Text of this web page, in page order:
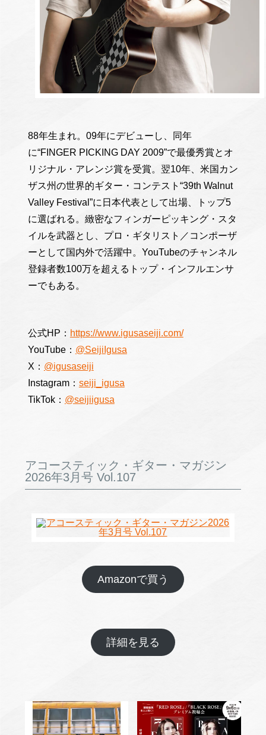
88年生まれ。09年にデビューし、同年
に“FINGER PICKING DAY 2009”で最優秀賞とオ
リジナル・アレンジ賞を受賞。翌10年、米国カン
ザス州の世界的ギター・コンテスト“39th Walnut
Valley Festival”に日本代表として出場、トップ5
に選ばれる。緻密なフィンガーピッキング・スタ
イルを武器とし、プロ・ギタリスト／コンポーザ
ーとして国内外で活躍中。YouTubeのチャンネル
登録者数100万を超えるトップ・インフルエンサ
ーでもある。
公式HP： https://www.igusaseiji.com/
YouTube： @SeijiIgusa
X： @igusaseiji
Instagram： seiji_igusa
TikTok： @seijiigusa
アコースティック・ギター・マガジン
2026年3月号 Vol.107
Amazonで買う
詳細を見る